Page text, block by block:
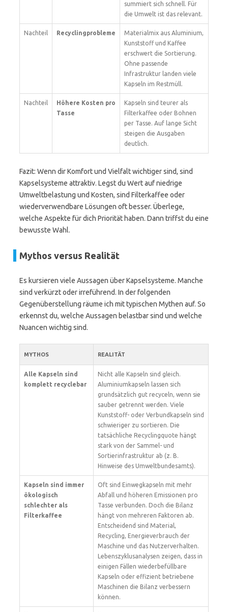
summiert sich schnell. Für
die Umwelt ist das relevant.
Nachteil Recyclingprobleme
Materialmix aus Aluminium,
Kunststoff und Kaffee
erschwert die Sortierung.
Ohne passende
Infrastruktur landen viele
Kapseln im Restmüll.
Nachteil
Höhere Kosten pro
Tasse
Kapseln sind teurer als
Filterkaffee oder Bohnen
per Tasse. Auf lange Sicht
steigen die Ausgaben
deutlich.
Fazit: Wenn dir Komfort und Vielfalt wichtiger sind, sind
Kapselsysteme attraktiv. Legst du Wert auf niedrige
Umweltbelastung und Kosten, sind Filterkaffee oder
wiederverwendbare Lösungen oft besser. Überlege,
welche Aspekte für dich Priorität haben. Dann triffst du eine
bewusste Wahl.
Mythos versus Realität
Es kursieren viele Aussagen über Kapselsysteme. Manche
sind verkürzt oder irreführend. In der folgenden
Gegenüberstellung räume ich mit typischen Mythen auf. So
erkennst du, welche Aussagen belastbar sind und welche
Nuancen wichtig sind.
MYTHOS REALITÄT
Alle Kapseln sind
komplett recyclebar
Nicht alle Kapseln sind gleich.
Aluminiumkapseln lassen sich
grundsätzlich gut recyceln, wenn sie
sauber getrennt werden. Viele
Kunststoff- oder Verbundkapseln sind
schwieriger zu sortieren. Die
tatsächliche Recyclingquote hängt
stark von der Sammel- und
Sortierinfrastruktur ab (z. B.
Hinweise des Umweltbundesamts).
Kapseln sind immer
ökologisch
schlechter als
Filterkaffee
Oft sind Einwegkapseln mit mehr
Abfall und höheren Emissionen pro
Tasse verbunden. Doch die Bilanz
hängt von mehreren Faktoren ab.
Entscheidend sind Material,
Recycling, Energieverbrauch der
Maschine und das Nutzerverhalten.
Lebenszyklusanalysen zeigen, dass in
einigen Fällen wiederbefüllbare
Kapseln oder effizient betriebene
Maschinen die Bilanz verbessern
können.